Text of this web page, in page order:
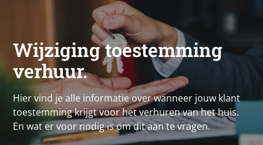
Wijziging toestemming
verhuur.
Hier vind je alle informatie over wanneer jouw klant
toestemming krijgt voor het verhuren van het huis.
En wat er voor nodig is om dit aan te vragen.